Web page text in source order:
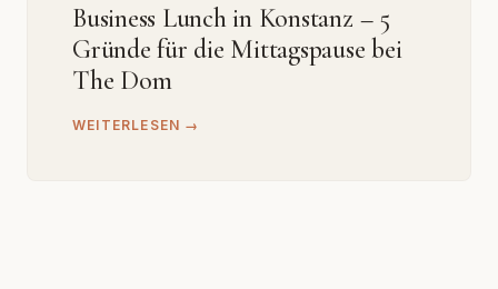
Business Lunch in Konstanz – 5
Gründe für die Mittagspause bei
The Dom
WEITERLESEN →